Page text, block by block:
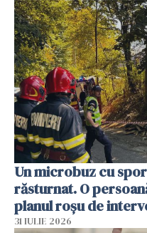
Un microbuz cu
răsturnat. O
planul roșu de
31 IULIE 2026